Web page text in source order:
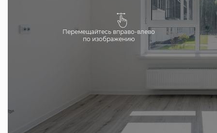
Перемещайтесь вправо-влево
по изображению